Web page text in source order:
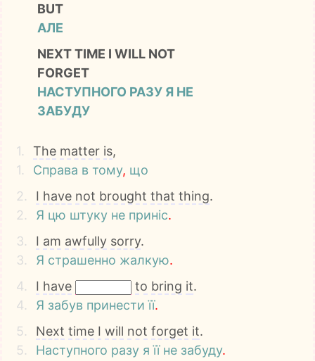
BUT
АЛЕ
NEXT TIME I WILL NOT
FORGET
НАСТУПНОГО РАЗУ Я НЕ
ЗАБУДУ
1. The matter is,
1.
Справа в тому, що
2.
I have not brought that thing.
2.
Я цю штуку не приніс.
3.
I am awfully sorry.
3.
Я страшенно жалкую.
4.
I have to bring it.
4.
Я забув принести її.
5.
Next time I will not forget it.
5.
Наступного разу я її не забуду.